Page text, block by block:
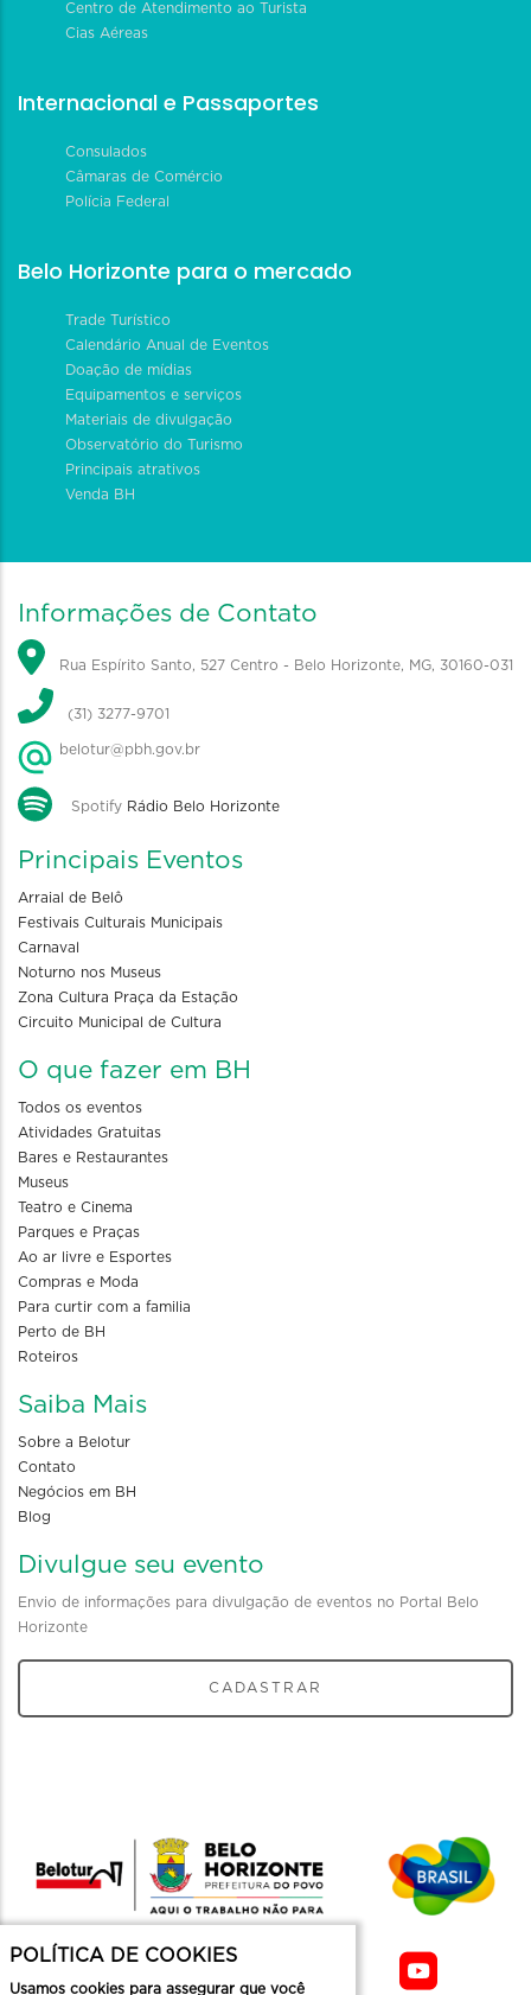
Centro de Atendimento ao Turista
Cias Aéreas
Internacional e Passaportes
Consulados
Câmaras de Comércio
Polícia Federal
Belo Horizonte para o mercado
Trade Turístico
Calendário Anual de Eventos
Doação de mídias
Equipamentos e serviços
Materiais de divulgação
Observatório do Turismo
Principais atrativos
Venda BH
Informações de Contato
Rua Espírito Santo, 527 Centro - Belo Horizonte, MG, 30160-031
(31) 3277-9701
belotur@pbh.gov.br
Spotify Rádio Belo Horizonte
Principais Eventos
Arraial de Belô
Festivais Culturais Municipais
Carnaval
Noturno nos Museus
Zona Cultura Praça da Estação
Circuito Municipal de Cultura
O que fazer em BH
Todos os eventos
Atividades Gratuitas
Bares e Restaurantes
Museus
Teatro e Cinema
Parques e Praças
Ao ar livre e Esportes
Compras e Moda
Para curtir com a familia
Perto de BH
Roteiros
Saiba Mais
Sobre a Belotur
Contato
Negócios em BH
Blog
Divulgue seu evento
Envio de informações para divulgação de eventos no Portal Belo
Horizonte
CADASTRAR
POLÍTICA DE COOKIES
Usamos cookies para assegurar que você